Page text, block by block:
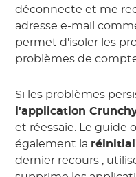
déconnecte et me
adresse e-mail
permet d'isoler les
problèmes de
Si les problèmes
l'application
et réessaie. Le guide
également la
dernier recours ;